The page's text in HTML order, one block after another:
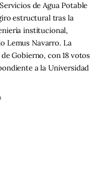
de Agua Potable
estructural tras la
institucional,
Lemus Navarro. La
Gobierno, con 18 votos
a la Universidad